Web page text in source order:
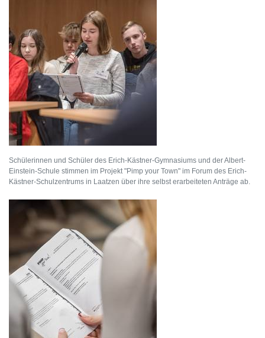
Schülerinnen und Schüler des Erich-Kästner-Gymnasiums und der Albert-
Einstein-Schule stimmen im Projekt "Pimp your Town" im Forum des Erich-
Kästner-Schulzentrums in Laatzen über ihre selbst erarbeiteten Anträge ab.